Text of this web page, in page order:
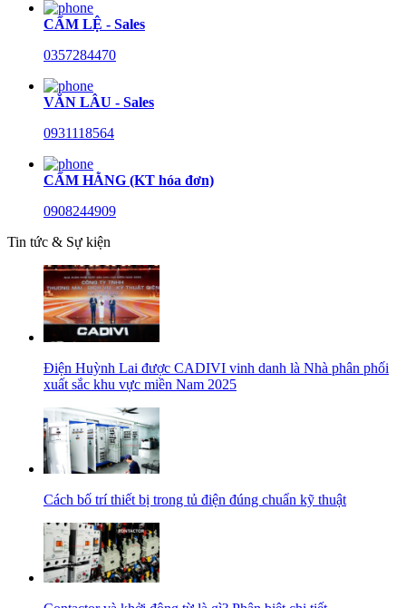
CẨM LỆ - Sales
0357284470
VĂN LÂU - Sales
0931118564
CẨM HẰNG (KT hóa đơn)
0908244909
Tin tức & Sự kiện
Điện Huỳnh Lai được CADIVI vinh danh là Nhà phân phối
xuất sắc khu vực miền Nam 2025
Cách bố trí thiết bị trong tủ điện đúng chuẩn kỹ thuật